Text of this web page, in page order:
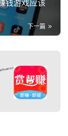
钱游戏应该
下一篇